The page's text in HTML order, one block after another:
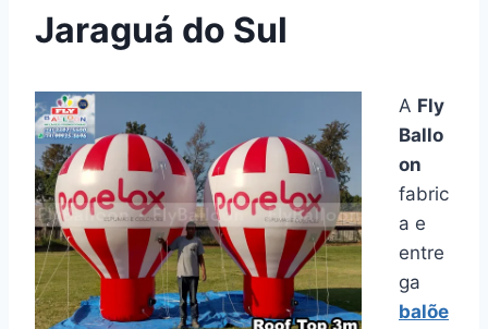
Jaraguá do Sul
A Fly
Ballo
on
fabric
a e
entre
ga
balõe